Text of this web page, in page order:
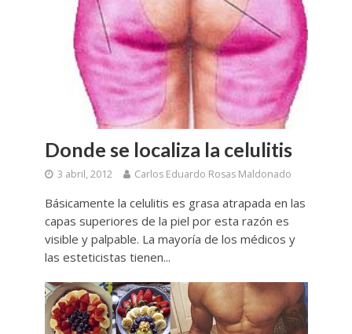
Donde se localiza la celulitis
3 abril, 2012 Carlos Eduardo Rosas Maldonado
Básicamente la celulitis es grasa atrapada en las
capas superiores de la piel por esta razón es
visible y palpable. La mayoría de los médicos y
las esteticistas tienen...